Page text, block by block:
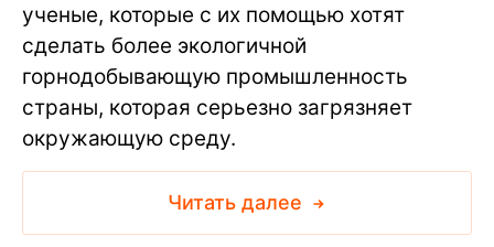
ученые, которые с их помощью хотят
сделать более экологичной
горнодобывающую промышленность
страны, которая серьезно загрязняет
окружающую среду.
Читать далее